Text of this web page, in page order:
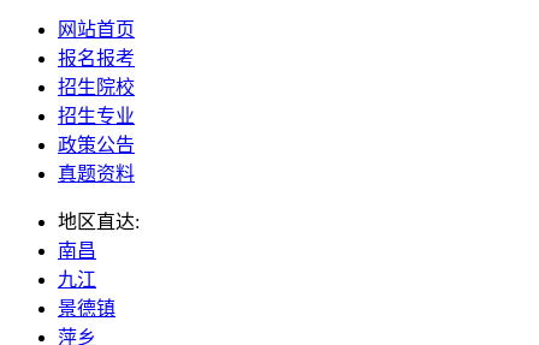
网站首页
报名报考
招生院校
招生专业
政策公告
真题资料
地区直达:
南昌
九江
景德镇
萍乡